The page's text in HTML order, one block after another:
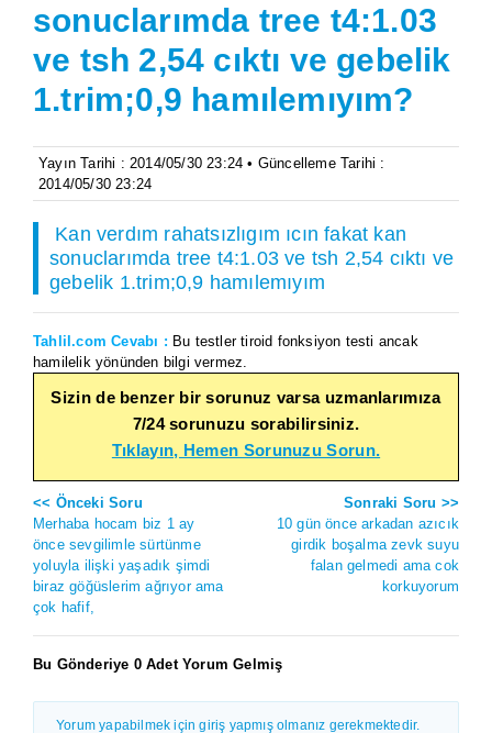
sonuclarımda tree t4:1.03
ve tsh 2,54 cıktı ve gebelik
1.trim;0,9 hamılemıyım?
Yayın Tarihi : 2014/05/30 23:24 • Güncelleme Tarihi :
2014/05/30 23:24
Kan verdım rahatsızlıgım ıcın fakat kan
sonuclarımda tree t4:1.03 ve tsh 2,54 cıktı ve
gebelik 1.trim;0,9 hamılemıyım
Tahlil.com Cevabı : Bu testler tiroid fonksiyon testi ancak
hamilelik yönünden bilgi vermez.
Sizin de benzer bir sorunuz varsa uzmanlarımıza
7/24 sorunuzu sorabilirsiniz.
Tıklayın, Hemen Sorunuzu Sorun.
<< Önceki Soru
Merhaba hocam biz 1 ay
önce sevgilimle sürtünme
yoluyla ilişki yaşadık şimdi
biraz göğüslerim ağrıyor ama
çok hafif,
Sonraki Soru >>
10 gün önce arkadan azıcık
girdik boşalma zevk suyu
falan gelmedi ama cok
korkuyorum
Bu Gönderiye 0 Adet Yorum Gelmiş
Yorum yapabilmek için giriş yapmış olmanız gerekmektedir.